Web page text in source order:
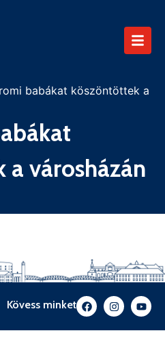
babákat köszöntöttek a
a városházán
Kövess minket